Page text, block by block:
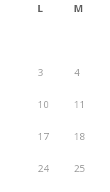
L M
3 4
10 11
17 18
24 25